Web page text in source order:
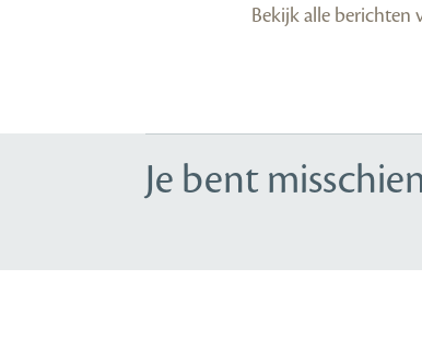
Bekijk alle berichten
Je bent